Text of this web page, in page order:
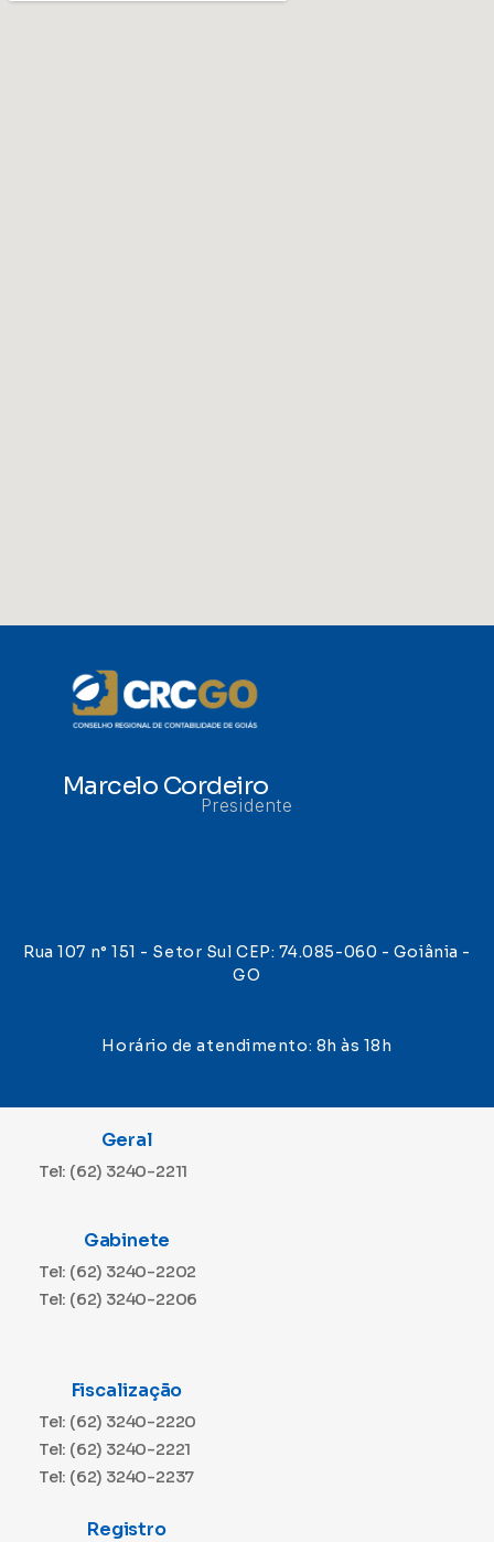
Marcelo Cordeiro
Presidente
Rua 107 n° 151 - Setor Sul CEP: 74.085-060 - Goiânia -
GO
Horário de atendimento: 8h às 18h
Geral
Tel: (62) 3240-2211
Gabinete
Tel: (62) 3240-2202
Tel: (62) 3240-2206
Fiscalização
Tel: (62) 3240-2220
Tel: (62) 3240-2221
Tel: (62) 3240-2237
Registro